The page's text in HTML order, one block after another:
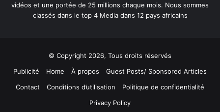
vidéos et une portée de 25 millions chaque mois. Nous sommes
classés dans le top 4 Media dans 12 pays africains
© Copyright 2026, Tous droits réservés
Publicité
Home À propos
Guest Posts/ Sponsored Articles
Contact
Conditions d’utilisation
Politique de confidentialité
Privacy Policy